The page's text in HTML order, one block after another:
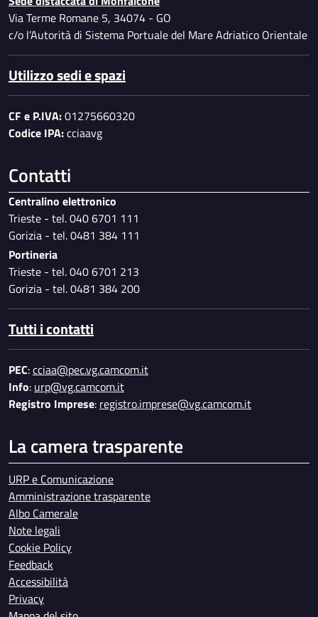
Via Terme Romane 5, 34074 - GO
c/o l’Autorità di Sistema Portuale del Mare Adriatico Orientale
Utilizzo sedi e spazi
CF e P.IVA:01275660320
Codice IPA:cciaavg
Contatti
Centralino elettronico
Trieste - tel. 040 6701 111
Gorizia - tel. 0481 384 111
Portineria
Trieste - tel. 040 6701 213
Gorizia - tel. 0481 384 200
Tutti i contatti
PEC:cciaa@pec.vg.camcom.it
Info: urp@vg.camcom.it
Registro Imprese: registro.imprese@vg.camcom.it
La camera trasparente
URP e Comunicazione
Amministrazione trasparente
Albo Camerale
Note legali
Cookie Policy
Feedback
Accessibilità
Privacy